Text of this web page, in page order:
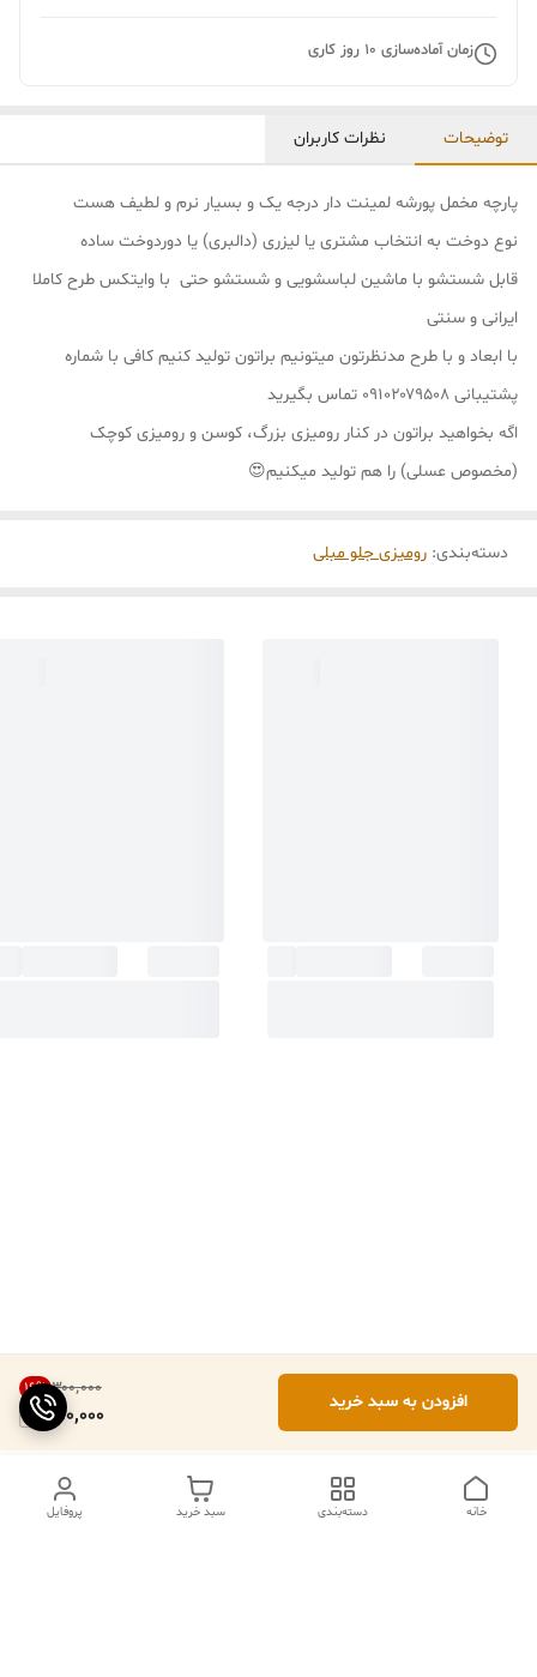
زمان آماده‌سازی 10 روز کاری
۳۰۰٬۰۰۰ 16%
250,000
افزودن به سبد خرید
توضیحات نظرات کاربران
پارچه مخمل پورشه لمینت دار درجه یک و بسیار نرم و لطیف هست
نوع دوخت به انتخاب مشتری یا لیزری (دالبری) یا دوردوخت ساده
قابل شستشو با ماشین لباسشویی و شستشو حتی با وایتکس طرح کاملا
ایرانی و سنتی
با ابعاد و با طرح مدنظرتون میتونیم براتون تولید کنیم کافی با شماره
پشتیبانی ۰۹۱۰۲۰۷۹۵۰۸ تماس بگیرید
اگه بخواهید براتون در کنار رومیزی بزرگ، کوسن و رومیزی کوچک
(مخصوص عسلی) را هم تولید میکنیم😍
دسته‌بندی: رومیزی جلو مبلی
پروفایل سبد خرید دسته‌بندی خانه